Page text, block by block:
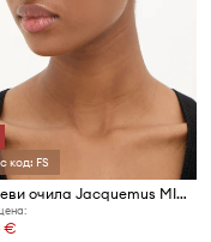
код: FS
Слънчеви очила Jacquemus MIRADA
€